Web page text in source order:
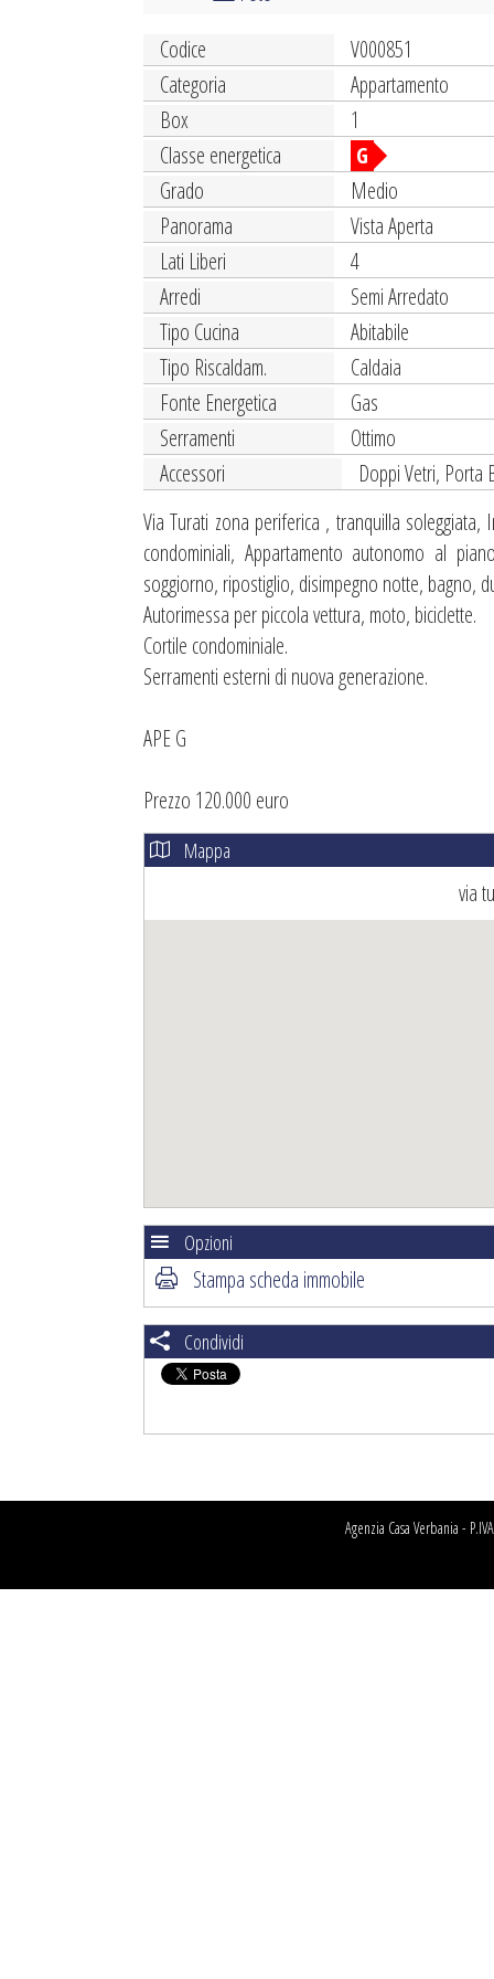
Codice
V000851
Categoria
Appartamento
Box
1
Classe energetica
G
Grado
Medio
Panorama
Vista Aperta
Lati Liberi
4
Arredi
Semi Arredato
Tipo Cucina
Abitabile
Tipo Riscaldam.
Caldaia
Fonte Energetica
Gas
Serramenti
Ottimo
Accessori
Doppi Vetri, Porta
Via Turati zona periferica , tranquilla
condominiali, Appartamento autonomo al
soggiorno, ripostiglio, disimpegno notte, bagno,
Autorimessa per piccola vettura, moto, biciclette.
Cortile condominiale.
Serramenti esterni di nuova generazione.
APE G
Prezzo 120.000 euro
Mappa
via
Opzioni
Stampa scheda immobile
Condividi
Agenzia Casa Verbania -